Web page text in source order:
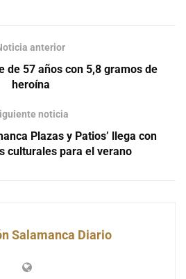
anterior
de 57 años con 5,8 gramos de
heroína
noticia
Plazas y Patios’ llega con
culturales para el verano
Salamanca Diario